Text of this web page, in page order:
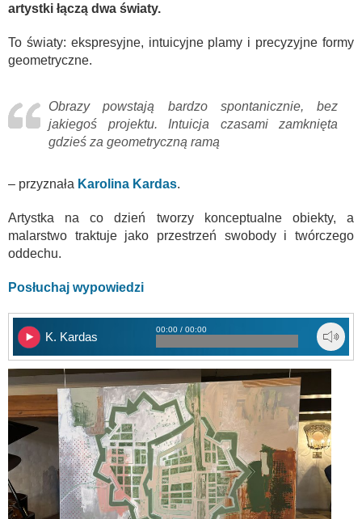
artystki łączą dwa światy.
To światy: ekspresyjne, intuicyjne plamy i precyzyjne formy
geometryczne.
Obrazy powstają bardzo spontanicznie, bez
jakiegoś projektu. Intuicja czasami zamknięta
gdzieś za geometryczną ramą
– przyznała Karolina Kardas.
Artystka na co dzień tworzy konceptualne obiekty, a
malarstwo traktuje jako przestrzeń swobody i twórczego
oddechu.
Posłuchaj wypowiedzi
K. Kardas
00:00 / 00:00